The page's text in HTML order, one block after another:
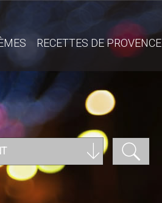
RECETTES DE PROVENCE